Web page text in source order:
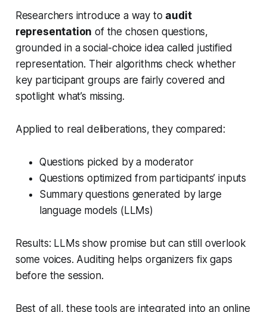
Researchers introduce a way to audit
representation of the chosen questions,
grounded in a social-choice idea called justified
representation. Their algorithms check whether
key participant groups are fairly covered and
spotlight what’s missing.
Applied to real deliberations, they compared:
Questions picked by a moderator
Questions optimized from participants’ inputs
Summary questions generated by large
language models (LLMs)
Results: LLMs show promise but can still overlook
some voices. Auditing helps organizers fix gaps
before the session.
Best of all, these tools are integrated into an online